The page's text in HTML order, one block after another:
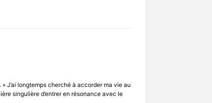
J’ai longtemps cherché à accorder ma vie au
singulière d’entrer en résonance avec le